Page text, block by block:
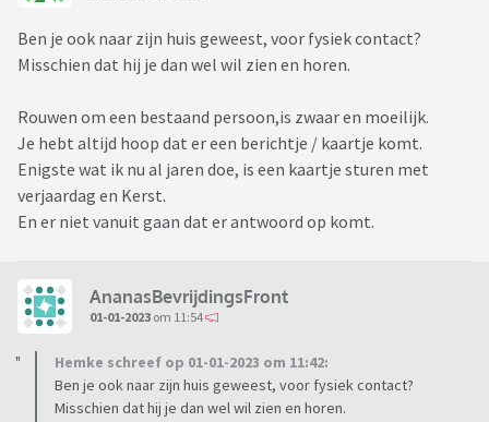
Ben je ook naar zijn huis geweest, voor fysiek contact?
Misschien dat hij je dan wel wil zien en horen.
Rouwen om een bestaand persoon,is zwaar en moeilijk.
Je hebt altijd hoop dat er een berichtje / kaartje komt.
Enigste wat ik nu al jaren doe, is een kaartje sturen met
verjaardag en Kerst.
En er niet vanuit gaan dat er antwoord op komt.
AnanasBevrijdingsFront
01-01-2023 om 11:54
Hemke schreef op 01-01-2023 om 11:42:
Ben je ook naar zijn huis geweest, voor fysiek contact?
Misschien dat hij je dan wel wil zien en horen.